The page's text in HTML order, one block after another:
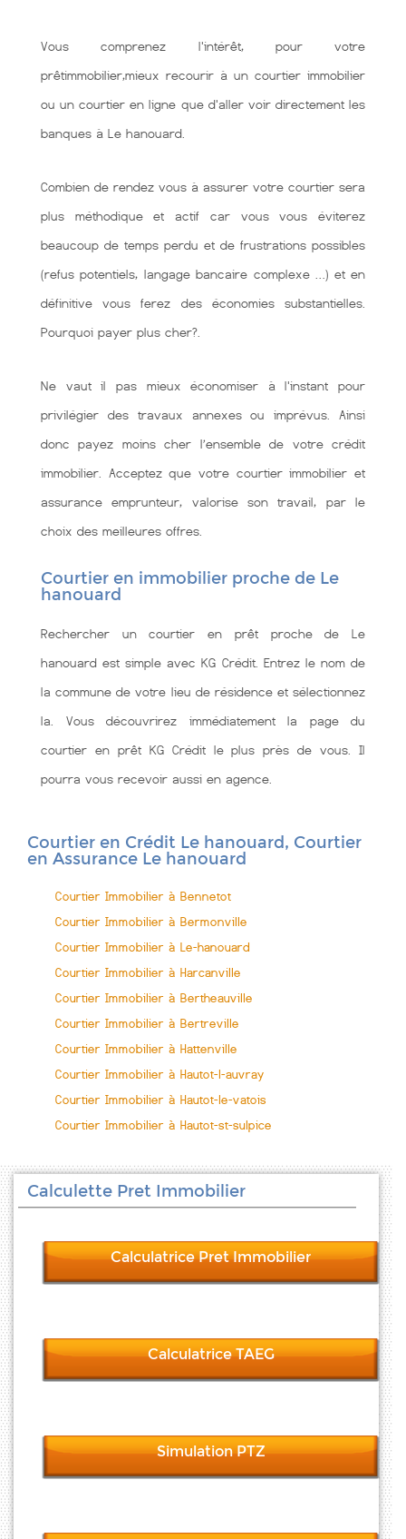
Vous comprenez l'intérêt, pour votre
prêtimmobilier,mieux recourir à un courtier immobilier
ou un courtier en ligne que d'aller voir directement les
banques à Le hanouard.
Combien de rendez vous à assurer votre courtier sera
plus méthodique et actif car vous vous éviterez
beaucoup de temps perdu et de frustrations possibles
(refus potentiels, langage bancaire complexe …) et en
définitive vous ferez des économies substantielles.
Pourquoi payer plus cher?.
Ne vaut il pas mieux économiser à l'instant pour
privilégier des travaux annexes ou imprévus. Ainsi
donc payez moins cher l’ensemble de votre crédit
immobilier. Acceptez que votre courtier immobilier et
assurance emprunteur, valorise son travail, par le
choix des meilleures offres.
Courtier en immobilier proche de Le
hanouard
Rechercher un courtier en prêt proche de Le
hanouard est simple avec KG Crédit. Entrez le nom de
la commune de votre lieu de résidence et sélectionnez
la. Vous découvrirez immédiatement la page du
courtier en prêt KG Crédit le plus près de vous. Il
pourra vous recevoir aussi en agence.
Courtier en Crédit Le hanouard, Courtier
en Assurance Le hanouard
Courtier Immobilier à Bennetot
Courtier Immobilier à Bermonville
Courtier Immobilier à Le-hanouard
Courtier Immobilier à Harcanville
Courtier Immobilier à Bertheauville
Courtier Immobilier à Bertreville
Courtier Immobilier à Hattenville
Courtier Immobilier à Hautot-l-auvray
Courtier Immobilier à Hautot-le-vatois
Courtier Immobilier à Hautot-st-sulpice
Calculette Pret Immobilier
Calculatrice Pret Immobilier
Calculatrice TAEG
Simulation PTZ